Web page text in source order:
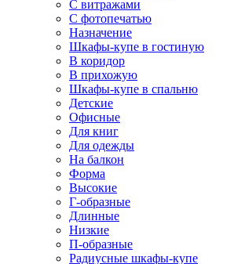
С витражами
С фотопечатью
Назначение
Шкафы-купе в гостиную
В коридор
В прихожую
Шкафы-купе в спальню
Детские
Офисные
Для книг
Для одежды
На балкон
Форма
Высокие
Г-образные
Длинные
Низкие
П-образные
Радиусные шкафы-купе